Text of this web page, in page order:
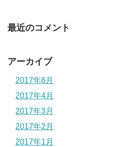
最近のコメント
アーカイブ
2017年6月
2017年4月
2017年3月
2017年2月
2017年1月